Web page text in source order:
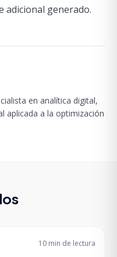
adicional generado.
en analítica digital,
aplicada a la optimización
10 min de lectura